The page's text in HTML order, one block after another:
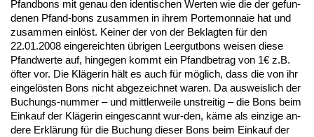
Pfand­bons mit ge­nau den iden­ti­schen Wer­ten wie die der ge­fun­
de­nen Pfand-bons zu­sam­men in ih­rem Porte­mon­naie hat und
zu­sam­men einlöst. Kei­ner der von der Be­klag­ten für den
22.01.2008 ein­ge­reich­ten übri­gen Leer­gut­bons wei­sen die­se
Pfand­wer­te auf, hin­ge­gen kommt ein Pfand­be­trag von 1€ z.B.
öfter vor. Die Kläge­rin hält es auch für möglich, dass die von ihr
ein­gelösten Bons nicht ab­ge­zeich­net wa­ren. Da aus­weis­lich der
Bu­chungs-num­mer – und mitt­ler­wei­le un­strei­tig – die Bons beim
Ein­kauf der Kläge­rin ein­ge­scannt wur-den, käme als ein­zi­ge an­
de­re Erklärung für die Bu­chung die­ser Bons beim Ein­kauf der